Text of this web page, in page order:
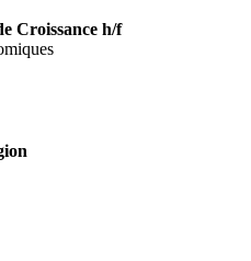
Croissance h/f